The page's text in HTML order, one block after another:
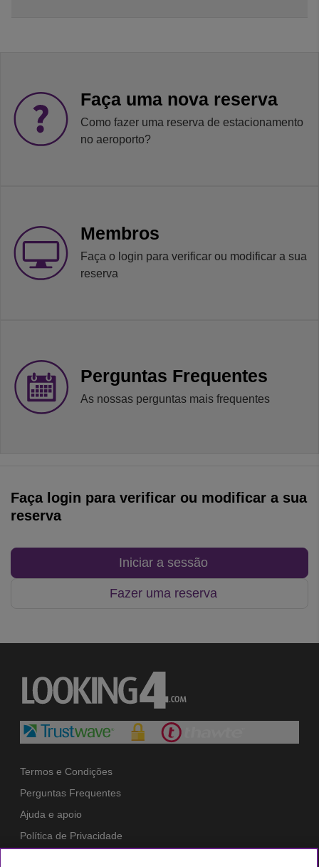
Faça uma nova reserva
Como fazer uma reserva de estacionamento
no aeroporto?
Membros
Faça o login para verificar ou modificar a sua
reserva
Perguntas Frequentes
As nossas perguntas mais frequentes
Faça login para verificar ou modificar a sua
reserva
Iniciar a sessão
Fazer uma reserva
Termos e Condições
Perguntas Frequentes
Ajuda e apoio
Política de Privacidade